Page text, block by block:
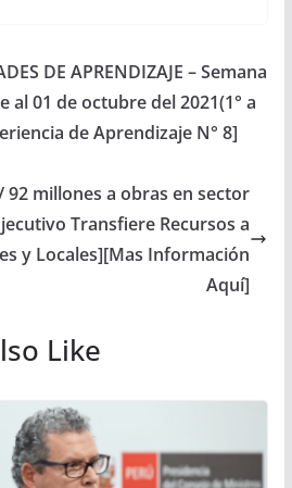
DE APRENDIZAJE – Semana
al 01 de octubre del 2021(1° a
de Aprendizaje N° 8]
92 millones a obras en sector
Transfiere Recursos a
y Locales][Mas Información
Aquí]
Like